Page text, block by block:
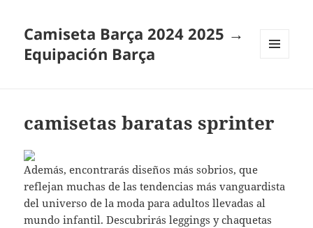
Camiseta Barça 2024 2025 →
Equipación Barça
camisetas baratas sprinter
Además, encontrarás diseños más sobrios, que
reflejan muchas de las tendencias más vanguardista
del universo de la moda para adultos llevadas al
mundo infantil. Descubrirás leggings y chaquetas